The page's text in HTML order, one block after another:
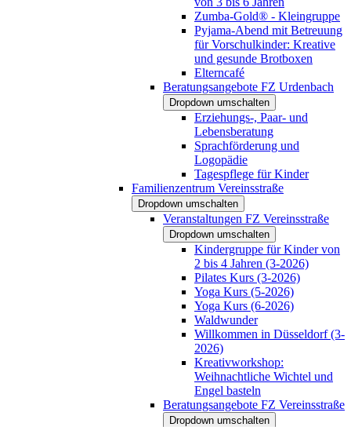
Zumba-Gold® - Kleingruppe
Pyjama-Abend mit Betreuung
für Vorschulkinder: Kreative
und gesunde Brotboxen
Elterncafé
Beratungsangebote FZ Urdenbach
Dropdown umschalten
Erziehungs-, Paar- und
Lebensberatung
Sprachförderung und
Logopädie
Tagespflege für Kinder
Familienzentrum Vereinsstraße
Dropdown umschalten
Veranstaltungen FZ Vereinsstraße
Dropdown umschalten
Kindergruppe für Kinder von
2 bis 4 Jahren (3-2026)
Pilates Kurs (3-2026)
Yoga Kurs (5-2026)
Yoga Kurs (6-2026)
Waldwunder
Willkommen in Düsseldorf (3-
2026)
Kreativworkshop:
Weihnachtliche Wichtel und
Engel basteln
Beratungsangebote FZ Vereinsstraße
Dropdown umschalten